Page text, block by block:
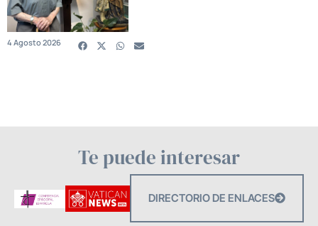
4 Agosto 2026
Te puede interesar
DIRECTORIO DE ENLACES